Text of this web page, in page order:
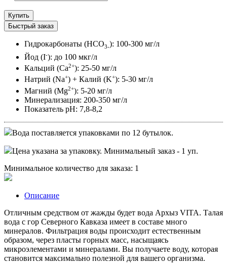
Купить
Быстрый заказ
Гидрокарбонаты (HCO3-): 100-300 мг/л
Йод (I-): до 100 мкг/л
Кальций (Ca2+): 25-50 мг/л
Натрий (Na+) + Калий (K+): 5-30 мг/л
Магний (Mg2+): 5-20 мг/л
Минерализация: 200-350 мг/л
Показатель pH: 7,8-8,2
Вода поставляется упаковками по 12 бутылок.
Цена указана за упаковку. Минимальный заказ - 1 уп.
Минимальное количество для заказа: 1
Описание
Отличным средством от жажды будет вода Архыз VITA. Талая
вода с гор Северного Кавказа имеет в составе много
минералов. Фильтрация воды происходит естественным
образом, через пласты горных масс, насыщаясь
микроэлементами и минералами. Вы получаете воду, которая
становится максимально полезной для вашего организма.